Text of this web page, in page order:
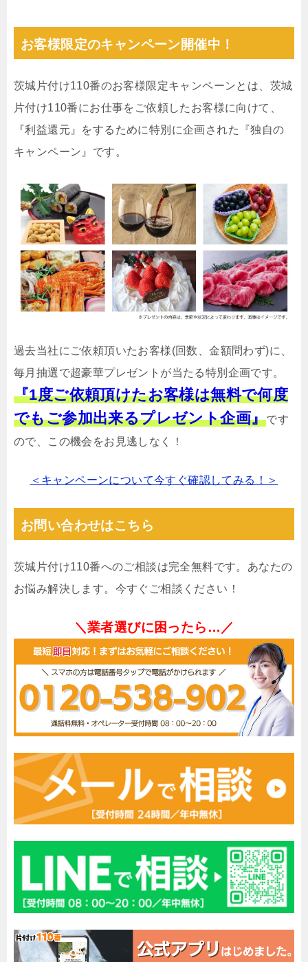
お客様限定のキャンペーン開催中！
茨城片付け110番のお客様限定キャンペーンとは、茨城
片付け110番にお仕事をご依頼したお客様に向けて、
『利益還元』をするために特別に企画された『独自の
キャンペーン』です。
過去当社にご依頼頂いたお客様(回数、金額問わず)に、
毎月抽選で超豪華プレゼントが当たる特別企画です。
『1度ご依頼頂けたお客様は無料で何度
でもご参加出来るプレゼント企画』です
ので、この機会をお見逃しなく！
＜キャンペーンについて今すぐ確認してみる！＞
お問い合わせはこちら
茨城片付け110番へのご相談は完全無料です。あなたの
お悩み解決します。今すぐご相談ください！
＼業者選びに困ったら…／